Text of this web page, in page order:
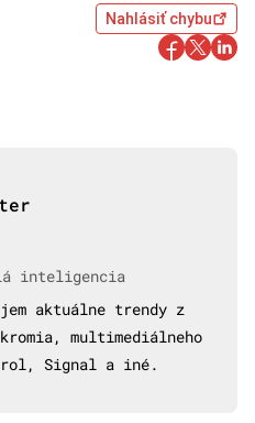
Nahlásiť chybu
inteligencia
aktuálne trendy z
multimediálneho
Signal a iné.